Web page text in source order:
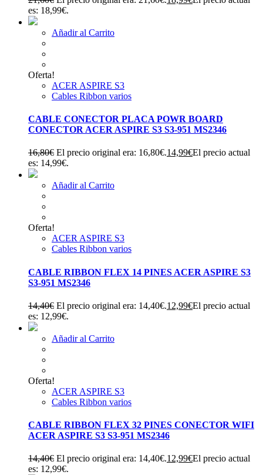
es: 18,99€.
Añadir al Carrito
Oferta!
ACER ASPIRE S3
Cables Ribbon varios
CABLE CONECTOR PLACA POWR BOARD
CONECTOR ACER ASPIRE S3 S3-951 MS2346
16,80€ El precio original era: 16,80€.14,99€El precio actual
es: 14,99€.
Añadir al Carrito
Oferta!
ACER ASPIRE S3
Cables Ribbon varios
CABLE RIBBON FLEX 14 PINES ACER ASPIRE S3
S3-951 MS2346
14,40€ El precio original era: 14,40€.12,99€El precio actual
es: 12,99€.
Añadir al Carrito
Oferta!
ACER ASPIRE S3
Cables Ribbon varios
CABLE RIBBON FLEX 32 PINES CONECTOR WIFI
ACER ASPIRE S3 S3-951 MS2346
14,40€ El precio original era: 14,40€.12,99€El precio actual
es: 12,99€.